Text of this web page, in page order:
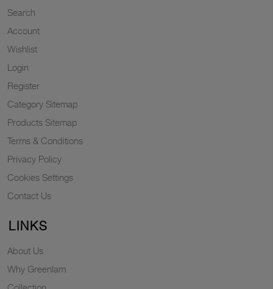
Search
Account
Wishlist
Login
Register
Category Sitemap
Products Sitemap
Terms & Conditions
Privacy Policy
Cookies Settings
Contact Us
LINKS
About Us
Why Greenlam